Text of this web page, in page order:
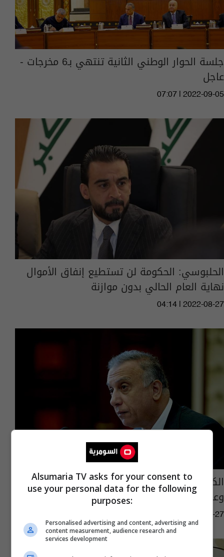
جلسة الحوار الوطني الثانية تنتهي بـ6 مخرجات -
عاجل
07:07 | 2022-09-05
الحلبوسي: الحكومة لن تستطيع إنفاق الأموال
نهاية العام الحالي بدون موازنة
04:14 | 2022-08-27
الكاظمي: نمر بأزمة سياسية تهدد المنجز الأمني
وعلى الجميع تقديم التنازلات
04:02 | 2022-08-27
Alsumaria TV asks for your consent to
use your personal data for the following
purposes:
Personalised advertising and content, advertising and
content measurement, audience research and
services development